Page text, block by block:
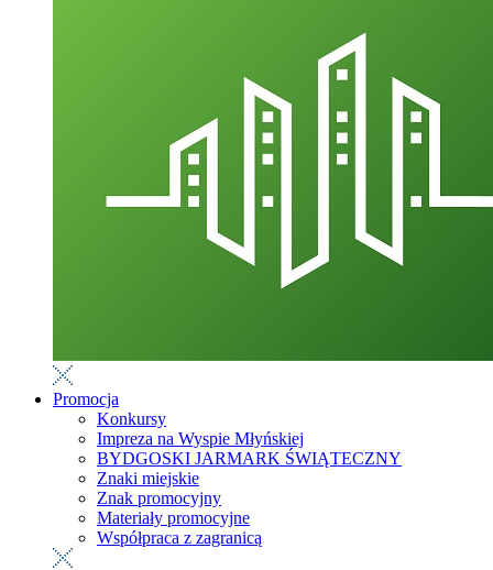
Promocja
Konkursy
Impreza na Wyspie Młyńskiej
BYDGOSKI JARMARK ŚWIĄTECZNY
Znaki miejskie
Znak promocyjny
Materiały promocyjne
Współpraca z zagranicą